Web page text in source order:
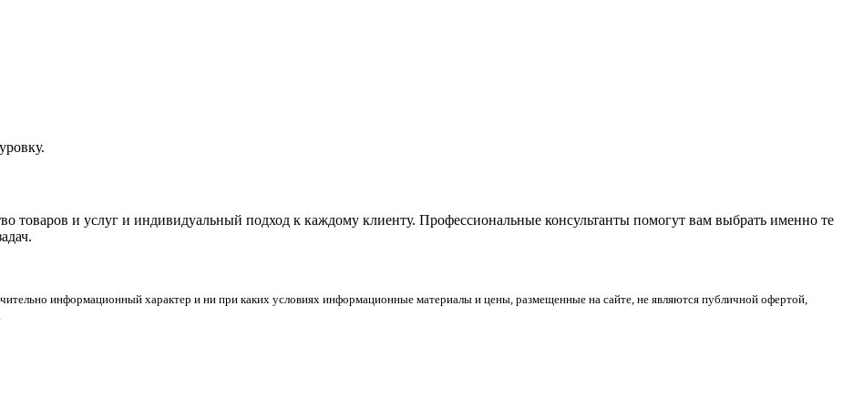
товаров и услуг и индивидуальный подход к каждому клиенту. Профессиональные консультанты помогут вам выбрать именно те
информационный характер и ни при каких условиях информационные материалы и цены, размещенные на сайте, не являются публичной офертой,